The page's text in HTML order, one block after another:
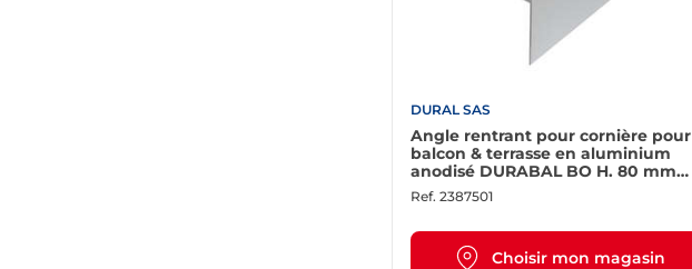
DURAL SAS
Angle rentrant pour cornière pour
balcon & terrasse en aluminium
anodisé DURABAL BO H. 80 mm
argent
Ref. 2387501
Choisir mon magasin